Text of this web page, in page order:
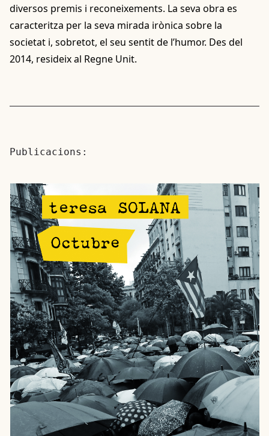
diversos premis i reconeixements. La seva obra es
caracteritza per la seva mirada irònica sobre la
societat i, sobretot, el seu sentit de l’humor. Des del
2014, resideix al Regne Unit.
Publicacions: